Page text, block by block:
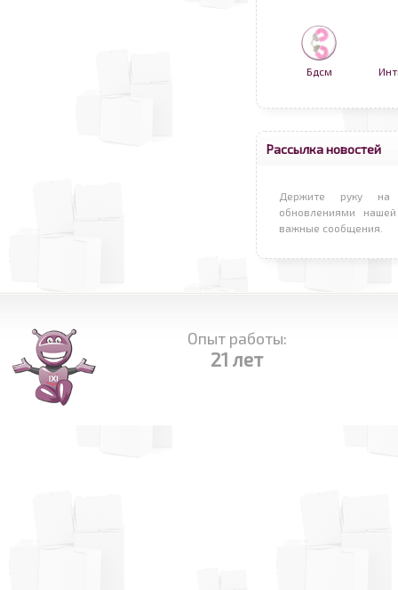
Бдсм
Рассылка новостей
Держите руку на
обновлениями
важные сообщения.
Опыт работы:
21 лет